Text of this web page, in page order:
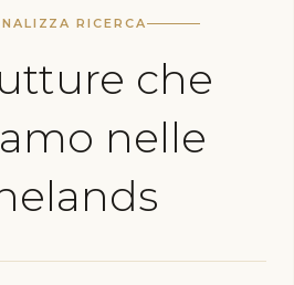
RICERCA
che
nelle